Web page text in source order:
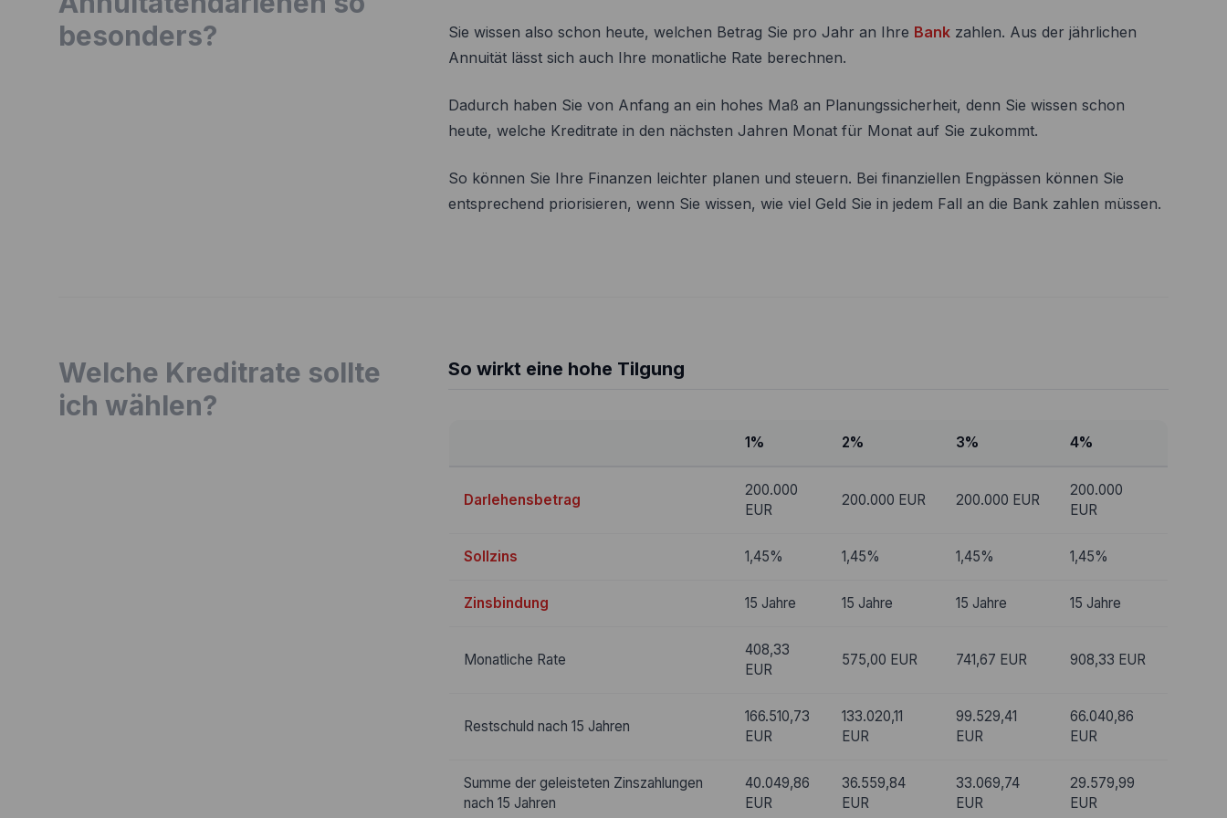
besonders?
Sie wissen also schon heute, welchen Betrag Sie pro Jahr an Ihre Bankzahlen. Aus der jährlichen
Annuität lässt sich auch Ihre monatliche Rate berechnen.
Dadurch haben Sie von Anfang an ein hohes Maß an Planungssicherheit, denn Sie wissen schon
heute, welche Kreditrate in den nächsten Jahren Monat für Monat auf Sie zukommt.
So können Sie Ihre Finanzen leichter planen und steuern. Bei finanziellen Engpässen können Sie
entsprechend priorisieren, wenn Sie wissen, wie viel Geld Sie in jedem Fall an die Bank zahlen müssen.
Welche Kreditrate sollte
ich wählen?
So wirkt eine hohe Tilgung
1% 2% 3% 4%
Darlehensbetrag
200.000
EUR
200.000 EUR 200.000 EUR
200.000
EUR
Sollzins 1,45% 1,45% 1,45% 1,45%
Zinsbindung 15 Jahre 15 Jahre 15 Jahre 15 Jahre
Monatliche Rate
408,33
EUR
575,00 EUR 741,67 EUR 908,33 EUR
Restschuld nach 15 Jahren
166.510,73
EUR
133.020,11
EUR
99.529,41
EUR
66.040,86
EUR
Summe der geleisteten Zinszahlungen
nach 15 Jahren
40.049,86
EUR
36.559,84
EUR
33.069,74
EUR
29.579,99
EUR